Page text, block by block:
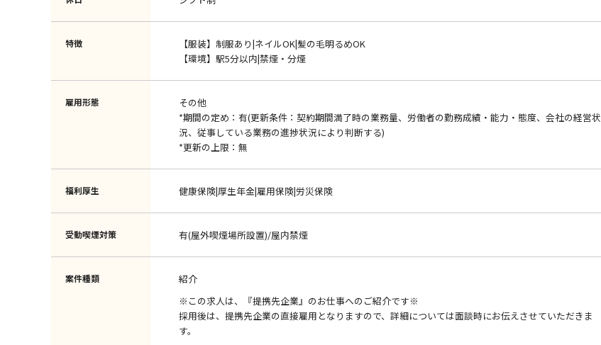
特徴
【服装】制服あり|ネイルOK|髪の毛明るめOK
【環境】駅5分以内|禁煙・分煙
雇用形態
その他
*期間の定め：有(更新条件：契約期間満了時の業務量、労働者の勤務成績・能力・態度、会社の経営状
況、従事している業務の進捗状況により判断する)
*更新の上限：無
福利厚生 健康保険|厚生年金|雇用保険|労災保険
受動喫煙対策 有(屋外喫煙場所設置)/屋内禁煙
案件種類
紹介
※この求人は、『提携先企業』のお仕事へのご紹介です※
採用後は、提携先企業の直接雇用となりますので、詳細については面談時にお伝えさせていただきま
す。